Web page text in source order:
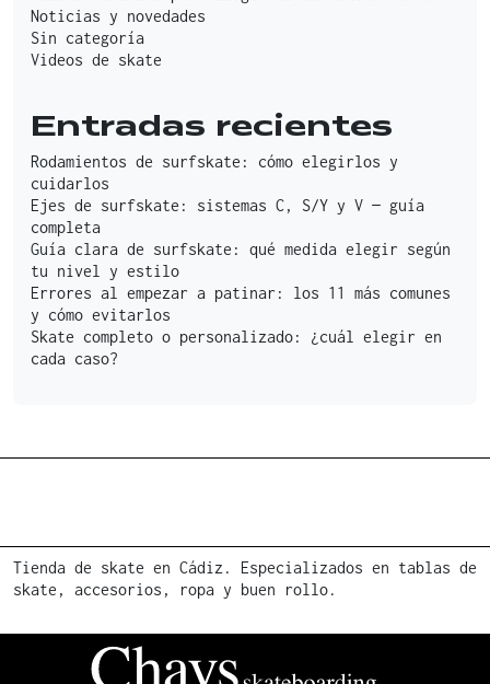
Noticias y novedades
Sin categoría
Videos de skate
Entradas recientes
Rodamientos de surfskate: cómo elegirlos y
cuidarlos
Ejes de surfskate: sistemas C, S/Y y V — guía
completa
Guía clara de surfskate: qué medida elegir según
tu nivel y estilo
Errores al empezar a patinar: los 11 más comunes
y cómo evitarlos
Skate completo o personalizado: ¿cuál elegir en
cada caso?
Tienda de skate en Cádiz. Especializados en tablas de
skate, accesorios, ropa y buen rollo.